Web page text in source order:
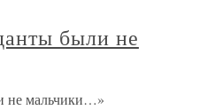
были не
не мальчики…»